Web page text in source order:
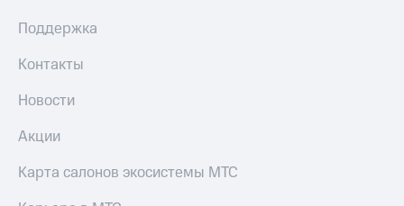
Поддержка
Контакты
Новости
Акции
Карта салонов экосистемы МТС